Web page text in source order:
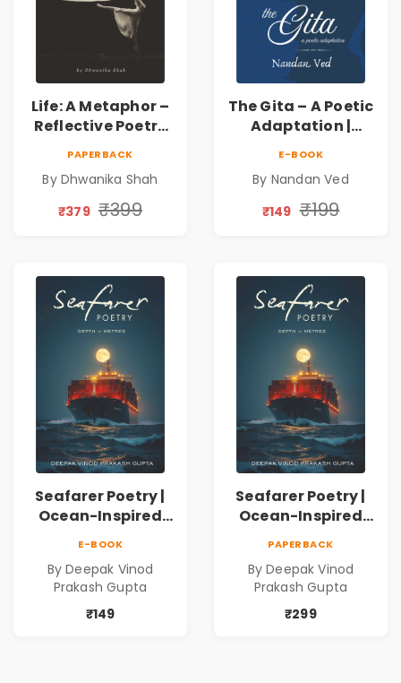
Life: A Metaphor –
Reflective Poetry
Silence & Self-
Discovery | A
Connection | By
Dhwanika Shah
PAPERBACK
By Dhwanika Shah
₹379 ₹399
The Gita – A Poetic
Adaptation |
Book
E-BOOK
By Nandan Ved
₹149 ₹199
Seafarer Poetry |
Ocean-Inspired
E-BOOK
By Deepak Vinod
Prakash Gupta
₹149
Seafarer Poetry |
Ocean-Inspired
PAPERBACK
By Deepak Vinod
Prakash Gupta
₹299